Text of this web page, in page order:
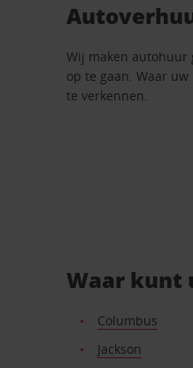
Wij maken autohuur
op te gaan. Waar
te verkennen.
Waar kunt
Columbus
Jackson